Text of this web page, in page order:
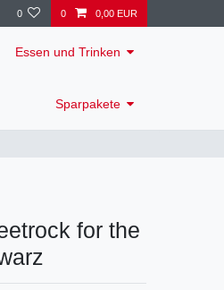
0 0 0,00 EUR
Essen und Trinken
Sparpakete
for the